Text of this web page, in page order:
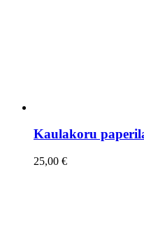
Kaulakoru
25,00 €